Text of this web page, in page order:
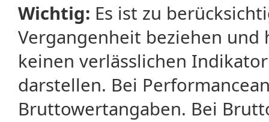
Wichtig: Es ist zu
Vergangenheit beziehen
keinen verlässlichen
darstellen. Bei
Bruttowertangaben. Bei